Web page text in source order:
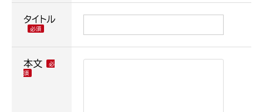
タイトル
本文